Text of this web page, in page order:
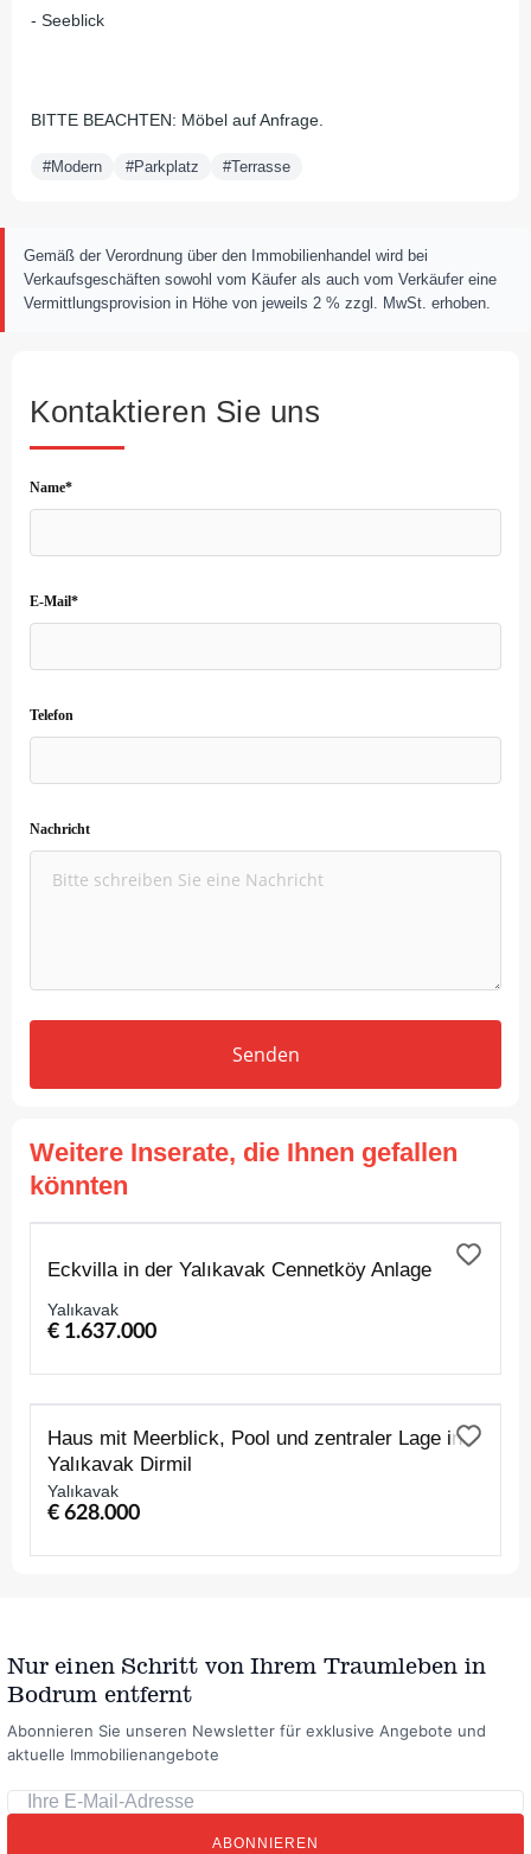
- Seeblick
BITTE BEACHTEN: Möbel auf Anfrage.
#Modern #Parkplatz #Terrasse
Gemäß der Verordnung über den Immobilienhandel wird bei
Verkaufsgeschäften sowohl vom Käufer als auch vom Verkäufer eine
Vermittlungsprovision in Höhe von jeweils 2 % zzgl. MwSt. erhoben.
Kontaktieren Sie uns
Name*
E-Mail*
Telefon
Nachricht
Senden
Weitere Inserate, die Ihnen gefallen
könnten
Eckvilla in der Yalıkavak Cennetköy Anlage
Yalıkavak
€ 1.637.000
ZUM VERKAUF
Haus mit Meerblick, Pool und zentraler Lage in
Yalıkavak Dirmil
Yalıkavak
€ 628.000
Nur einen Schritt von Ihrem Traumleben in
Bodrum entfernt
Abonnieren Sie unseren Newsletter für exklusive Angebote und
aktuelle Immobilienangebote
Ihre
E-
ABONNIEREN